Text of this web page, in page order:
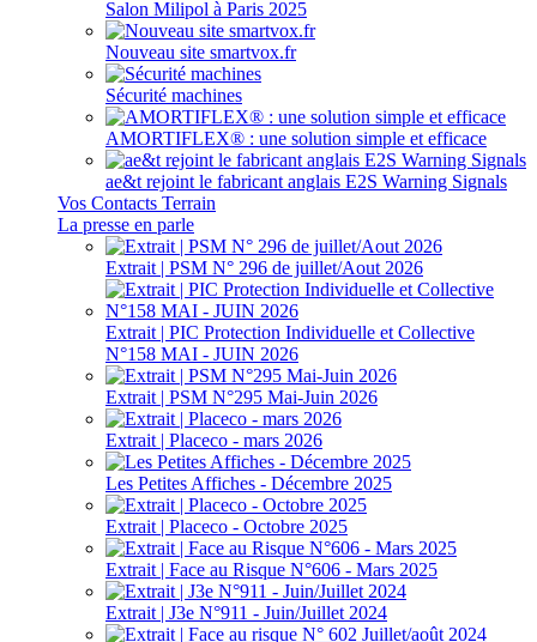
Salon Milipol à Paris 2025
Nouveau site smartvox.fr
Sécurité machines
AMORTIFLEX® : une solution simple et efficace
ae&t rejoint le fabricant anglais E2S Warning Signals
Vos Contacts Terrain
La presse en parle
Extrait | PSM N° 296 de juillet/Aout 2026
Extrait | PIC Protection Individuelle et Collective
N°158 MAI - JUIN 2026
Extrait | PSM N°295 Mai-Juin 2026
Extrait | Placeco - mars 2026
Les Petites Affiches - Décembre 2025
Extrait | Placeco - Octobre 2025
Extrait | Face au Risque N°606 - Mars 2025
Extrait | J3e N°911 - Juin/Juillet 2024